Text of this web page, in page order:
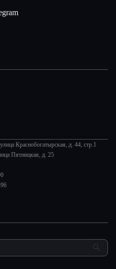
Краснобогатырская, д. 44, стр.1
Пятницкая, д. 25